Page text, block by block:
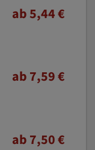
ab 5,44 €
ab 7,59 €
ab 7,50 €